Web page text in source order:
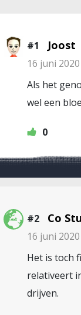
#1 Joost
16 juni
Als het
wel een
0
#2 Co
16 juni
Het is toch
relativeert
drijven.